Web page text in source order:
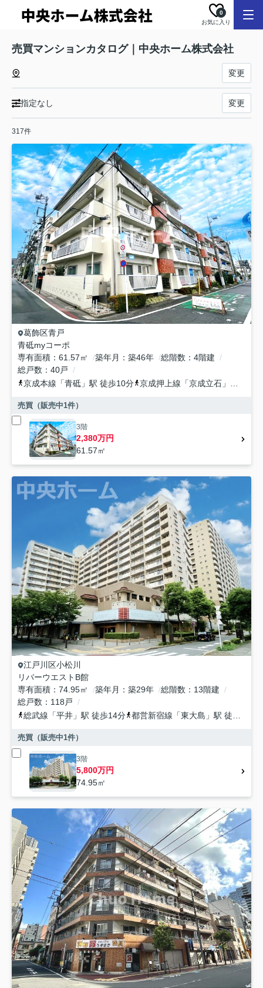
お気に入り
0
売買マンションカタログ｜中央ホーム株式会社
変更
指定なし 変更
317件
葛飾区青戸
青砥myコーポ
専有面積
61.57㎡ 築年月 築46年 総階数
4階建
総戸数
40戸
京成本線 「青砥 」駅 徒歩10分 京成押上線 「京成立石 」駅 徒歩16分
売買（販売中1件）
3階
2,380万円
61.57㎡
江戸川区小松川
リバーウエストB館
専有面積
74.95㎡ 築年月 築29年 総階数
13階建
総戸数
118戸
総武線 「平井 」駅 徒歩14分 都営新宿線 「東大島 」駅 徒歩15分
売買（販売中1件）
3階
5,800万円
74.95㎡